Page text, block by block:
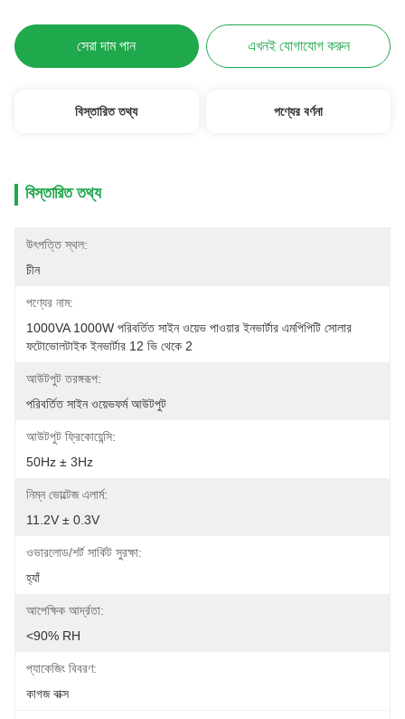
সেরা দাম পান এখনই যোগাযোগ করুন
বিস্তারিত তথ্য পণ্যের বর্ণনা
বিস্তারিত তথ্য
উৎপত্তি স্থল:
চীন
পণ্যের নাম:
1000VA 1000W পরিবর্তিত সাইন ওয়েভ পাওয়ার ইনভার্টার এমপিপিটি সোলার
ফটোভোলটাইক ইনভার্টার 12 ভি থেকে 2
আউটপুট তরঙ্গরূপ:
পরিবর্তিত সাইন ওয়েভফর্ম আউটপুট
আউটপুট ফ্রিকোয়েন্সি:
50Hz ± 3Hz
নিম্ন ভোল্টেজ এলার্ম:
11.2V ± 0.3V
ওভারলোড/শর্ট সার্কিট সুরক্ষা:
হ্যাঁ
আপেক্ষিক আর্দ্রতা:
<90% RH
প্যাকেজিং বিবরণ:
কাগজ বাক্স